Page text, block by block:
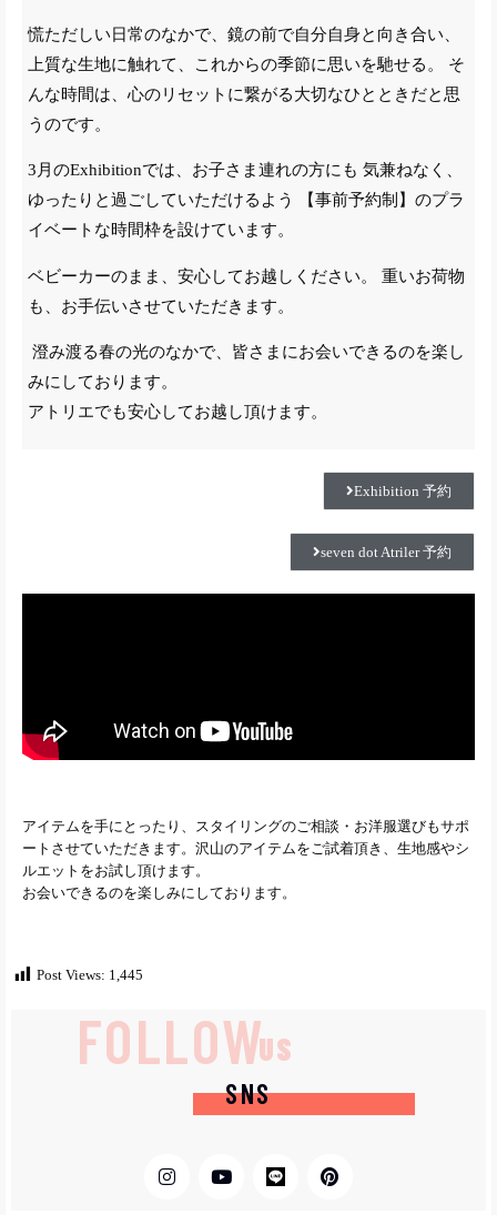
慌ただしい日常のなかで、鏡の前で自分自身と向き合い、
上質な生地に触れて、これからの季節に思いを馳せる。 そ
んな時間は、心のリセットに繋がる大切なひとときだと思
うのです。
3月のExhibitionでは、お子さま連れの方にも 気兼ねなく、
ゆったりと過ごしていただけるよう 【事前予約制】のプラ
イベートな時間枠を設けています。
ベビーカーのまま、安心してお越しください。 重いお荷物
も、お手伝いさせていただきます。
澄み渡る春の光のなかで、皆さまにお会いできるのを楽し
みにしております。
アトリエでも安心してお越し頂けます。
Exhibition 予約
seven dot Atriler 予約
アイテムを手にとったり、スタイリングのご相談・お洋服選びもサポ
ートさせていただきます。沢山のアイテムをご試着頂き、生地感やシ
ルエットをお試し頂けます。
お会いできるのを楽しみにしております。
Post Views: 1,445
FOLLOWUS
SNS